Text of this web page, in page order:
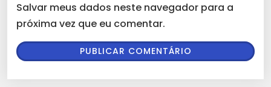
Salvar meus dados neste navegador para a
próxima vez que eu comentar.